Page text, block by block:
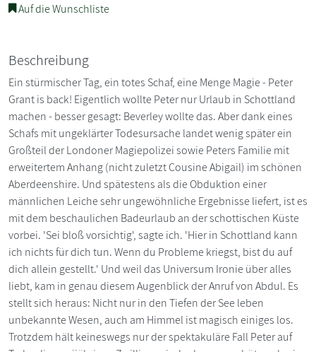
Auf die Wunschliste
Beschreibung
Ein stürmischer Tag, ein totes Schaf, eine Menge Magie - Peter
Grant is back! Eigentlich wollte Peter nur Urlaub in Schottland
machen - besser gesagt: Beverley wollte das. Aber dank eines
Schafs mit ungeklärter Todesursache landet wenig später ein
Großteil der Londoner Magiepolizei sowie Peters Familie mit
erweitertem Anhang (nicht zuletzt Cousine Abigail) im schönen
Aberdeenshire. Und spätestens als die Obduktion einer
männlichen Leiche sehr ungewöhnliche Ergebnisse liefert, ist es
mit dem beschaulichen Badeurlaub an der schottischen Küste
vorbei. 'Sei bloß vorsichtig', sagte ich. 'Hier in Schottland kann
ich nichts für dich tun. Wenn du Probleme kriegst, bist du auf
dich allein gestellt.' Und weil das Universum Ironie über alles
liebt, kam in genau diesem Augenblick der Anruf von Abdul. Es
stellt sich heraus: Nicht nur in den Tiefen der See leben
unbekannte Wesen, auch am Himmel ist magisch einiges los.
Trotzdem hält keineswegs nur der spektakuläre Fall Peter auf